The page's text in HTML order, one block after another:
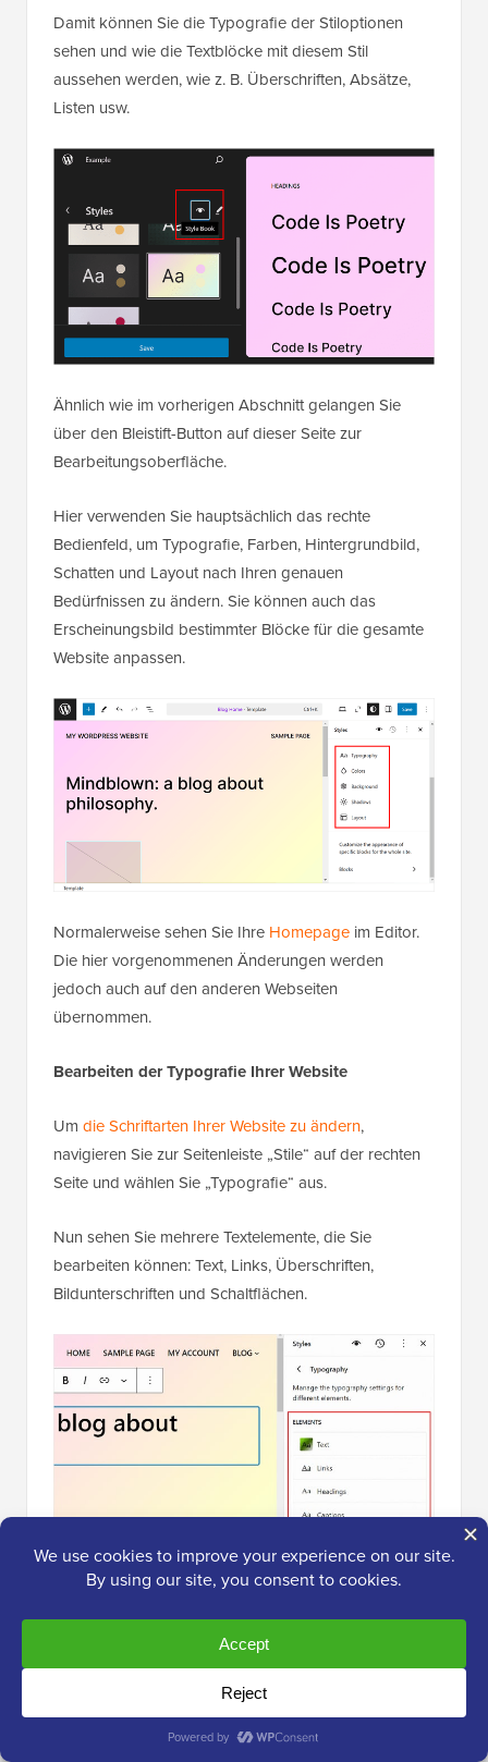
Damit können Sie die Typografie der Stiloptionen
sehen und wie die Textblöcke mit diesem Stil
aussehen werden, wie z. B. Überschriften, Absätze,
Listen usw.
Ähnlich wie im vorherigen Abschnitt gelangen Sie
über den Bleistift-Button auf dieser Seite zur
Bearbeitungsoberfläche.
Hier verwenden Sie hauptsächlich das rechte
Bedienfeld, um Typografie, Farben, Hintergrundbild,
Schatten und Layout nach Ihren genauen
Bedürfnissen zu ändern. Sie können auch das
Erscheinungsbild bestimmter Blöcke für die gesamte
Website anpassen.
Normalerweise sehen Sie Ihre Homepage im Editor.
Die hier vorgenommenen Änderungen werden
jedoch auch auf den anderen Webseiten
übernommen.
Bearbeiten der Typografie Ihrer Website
Um die Schriftarten Ihrer Website zu ändern,
navigieren Sie zur Seitenleiste „Stile“ auf der rechten
Seite und wählen Sie „Typografie“ aus.
Nun sehen Sie mehrere Textelemente, die Sie
bearbeiten können: Text, Links, Überschriften,
Bildunterschriften und Schaltflächen.
Die Einstellungen im Textelement bestimmen, wie die
Schriftarten auf Ihrer gesamten Website aussehen.
Das bedeutet, wenn Sie Änderungen an diesem
Element vornehmen, werden diese in allen Blöcken,
die Text auf Ihrer Website verwenden, übernommen.